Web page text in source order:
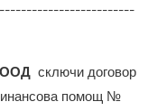
--------------------
ООДсключи договор
помощ №